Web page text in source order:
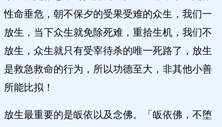
性命垂危，朝不保夕的受果受难的众生，我们一
放生，当下众生就免除死难，重拾生机，我们不
放生，众生就只有受宰待杀的唯一死路了，放生
是救急救命的行为，所以功德至大，非其他小善
所能比拟！
放生最重要的是皈依以及念佛。「皈依佛，不堕